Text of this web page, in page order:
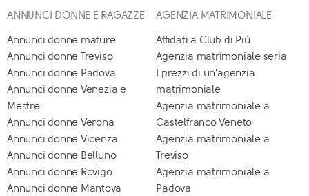
ANNUNCI DONNE E RAGAZZE
Annunci donne mature
Annunci donne Treviso
Annunci donne Padova
Annunci donne Venezia e
Mestre
Annunci donne Verona
Annunci donne Vicenza
Annunci donne Belluno
Annunci donne Rovigo
Annunci donne Mantova
AGENZIA MATRIMONIALE
Affidati a Club di Più
Agenzia matrimoniale seria
I prezzi di un'agenzia
matrimoniale
Agenzia matrimoniale a
Castelfranco Veneto
Agenzia matrimoniale a
Treviso
Agenzia matrimoniale a
Padova